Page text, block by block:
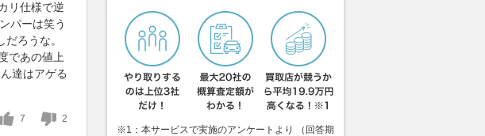
リ仕様で逆
パーは笑う
ろうな。
であの値上
達はアゲる
7 2
※1：本サービスで実施のアンケートより （回答期